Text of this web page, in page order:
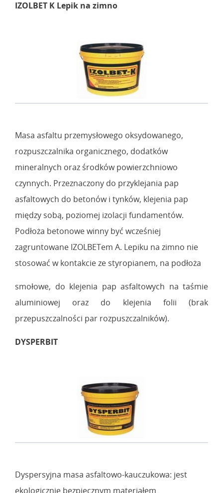
IZOLBET K Lepik na zimno
Masa asfaltu przemysłowego oksydowanego,
rozpuszczalnika organicznego, dodatków
mineralnych oraz środków powierzchniowo
czynnych. Przeznaczony do przyklejania pap
asfaltowych do betonów i tynków, klejenia pap
między sobą, poziomej izolacji fundamentów.
Podłoża betonowe winny być wcześniej
zagruntowane IZOLBETem A. Lepiku na zimno nie
stosować w kontakcie ze styropianem, na podłoża
smołowe, do klejenia pap asfaltowych na taśmie
aluminiowej oraz do klejenia folii (brak
przepuszczalności par rozpuszczalników).
DYSPERBIT
Dyspersyjna masa asfaltowo-kauczukowa: jest
ekologicznie bezpiecznym materiałem